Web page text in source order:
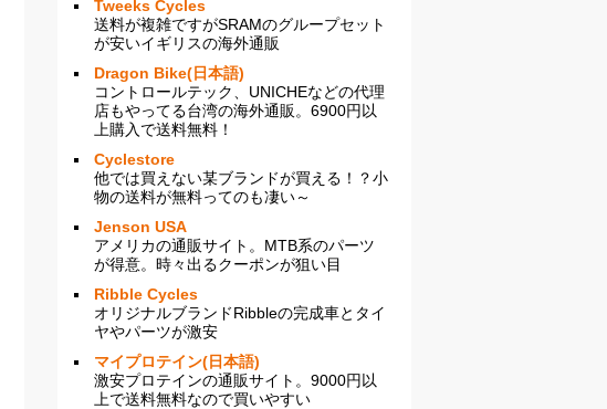
Tweeks Cycles
送料が複雑ですがSRAMのグループセット
が安いイギリスの海外通販
Dragon Bike(日本語)
コントロールテック、UNICHEなどの代理
店もやってる台湾の海外通販。6900円以
上購入で送料無料！
Cyclestore
他では買えない某ブランドが買える！？小
物の送料が無料ってのも凄い～
Jenson USA
アメリカの通販サイト。MTB系のパーツ
が得意。時々出るクーポンが狙い目
Ribble Cycles
オリジナルブランドRibbleの完成車とタイ
ヤやパーツが激安
マイプロテイン(日本語)
激安プロテインの通販サイト。9000円以
上で送料無料なので買いやすい